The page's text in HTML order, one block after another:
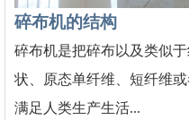
碎布机的结构
碎布机是把碎布以及类似
状、原态单纤维、短纤维
满足人类生产生活...